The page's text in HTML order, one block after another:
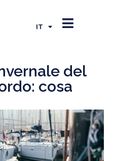
IT
ES
del
cosa